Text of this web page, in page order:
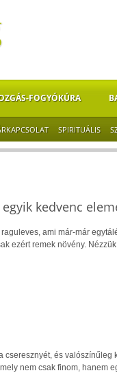
FOGYÓKÚRA
SPIRITUÁLIS
kedvenc
raguleves, ami már-már
ezért remek növény.
cseresznyét, és valószínűleg
nem csak finom, hanem